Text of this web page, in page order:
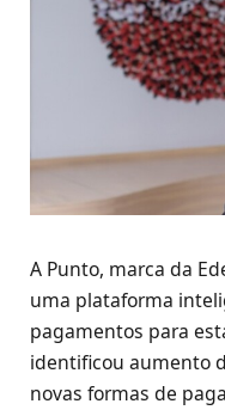
A Punto, marca da
uma plataforma
pagamentos para
identificou aumento
novas formas de